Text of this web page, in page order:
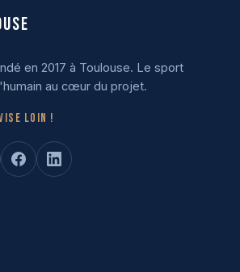
en 2017 à Toulouse. Le sport
au cœur du projet.
loin !